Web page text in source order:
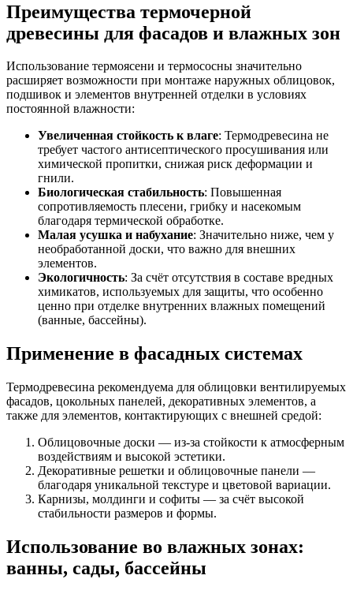
Преимущества термочерной
древесины для фасадов и влажных зон
Использование термоясени и термососны значительно
расширяет возможности при монтаже наружных облицовок,
подшивок и элементов внутренней отделки в условиях
постоянной влажности:
Увеличенная стойкость к влаге: Термодревесина не
требует частого антисептического просушивания или
химической пропитки, снижая риск деформации и
гнили.
Биологическая стабильность: Повышенная
сопротивляемость плесени, грибку и насекомым
благодаря термической обработке.
Малая усушка и набухание: Значительно ниже, чем у
необработанной доски, что важно для внешних
элементов.
Экологичность: За счёт отсутствия в составе вредных
химикатов, используемых для защиты, что особенно
ценно при отделке внутренних влажных помещений
(ванные, бассейны).
Применение в фасадных системах
Термодревесина рекомендуема для облицовки вентилируемых
фасадов, цокольных панелей, декоративных элементов, а
также для элементов, контактирующих с внешней средой:
Облицовочные доски — из-за стойкости к атмосферным
воздействиям и высокой эстетики.
Декоративные решетки и облицовочные панели —
благодаря уникальной текстуре и цветовой вариации.
Карнизы, молдинги и софиты — за счёт высокой
стабильности размеров и формы.
Использование во влажных зонах:
ванны, сады, бассейны